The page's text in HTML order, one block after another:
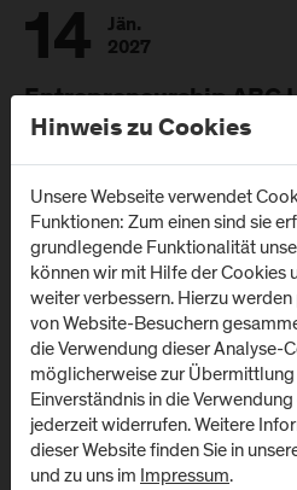
14
Jän.
2027
Entrepreneurship ABC
Private Funding
16
März
Homecoming Startups
16:30 - 22:00
Hinweis zu Cookies
Unsere Webseite verwendet
Funktionen: Zum einen sind sie
grundlegende Funktionalität
können wir mit Hilfe der Cookies
weiter verbessern. Hierzu
von Website-Besuchern
die Verwendung dieser Analyse-
möglicherweise zur Übermittlung
Einverständnis in die
jederzeit widerrufen. Weitere
dieser Website finden Sie in
und zu uns im Impressum.